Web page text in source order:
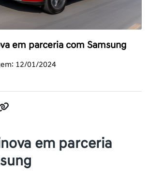
em parceria com Samsung
12/01/2024
em parceria